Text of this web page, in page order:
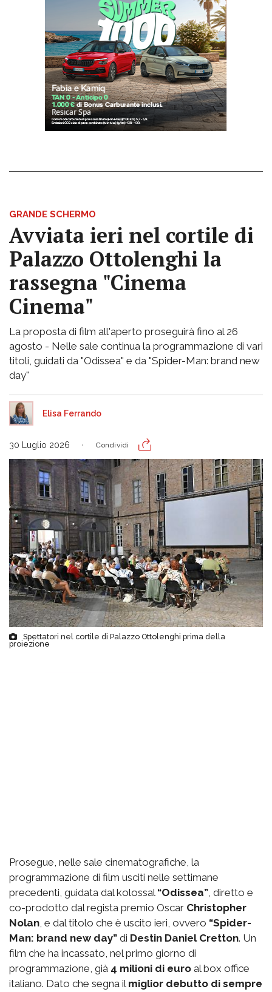
GRANDE SCHERMO
Avviata ieri nel cortile di
Palazzo Ottolenghi la
rassegna "Cinema
Cinema"
La proposta di film all'aperto proseguirà fino al 26
agosto - Nelle sale continua la programmazione di vari
titoli, guidati da "Odissea" e da "Spider-Man: brand new
day"
Elisa Ferrando
30 Luglio 2026 Condividi
Spettatori nel cortile di Palazzo Ottolenghi prima della
proiezione
Prosegue, nelle sale cinematografiche, la
programmazione di film usciti nelle settimane
precedenti, guidata dal kolossal “Odissea”, diretto e
co-prodotto dal regista premio Oscar Christopher
Nolan, e dal titolo che è uscito ieri, ovvero “Spider-
Man: brand new day” di Destin Daniel Cretton. Un
film che ha incassato, nel primo giorno di
programmazione, già 4 milioni di euro al box office
italiano. Dato che segna il miglior debutto di sempre